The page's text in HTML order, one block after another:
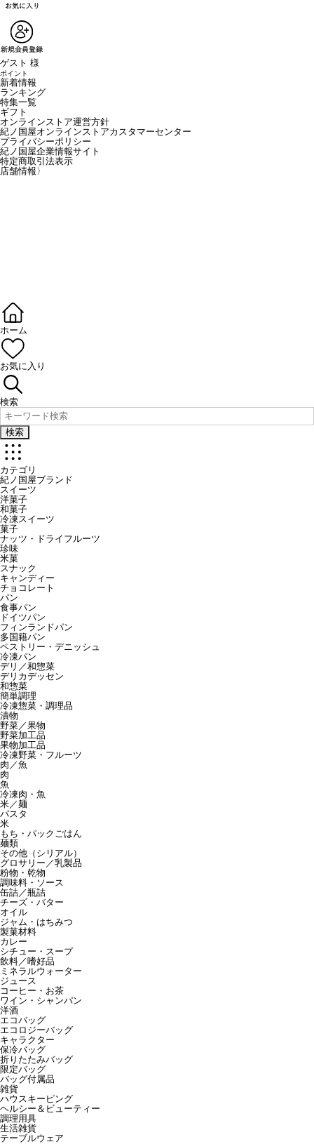
ゲスト 様
ポイント
新着情報
ランキング
特集一覧
ギフト
オンラインストア運営方針
紀ノ国屋オンラインストアカスタマーセンター
プライバシーポリシー
紀ノ国屋企業情報サイト
特定商取引法表示
店舗情報 〉
ホーム
お気に入り
検索
検索
カテゴリ
紀ノ国屋ブランド
スイーツ
洋菓子
和菓子
冷凍スイーツ
菓子
ナッツ・ドライフルーツ
珍味
米菓
スナック
キャンディー
チョコレート
パン
食事パン
ドイツパン
フィンランドパン
多国籍パン
ペストリー・デニッシュ
冷凍パン
デリ／和惣菜
デリカデッセン
和惣菜
簡単調理
冷凍惣菜・調理品
漬物
野菜／果物
野菜加工品
果物加工品
冷凍野菜・フルーツ
肉／魚
肉
魚
冷凍肉・魚
米／麺
パスタ
米
もち・パックごはん
麺類
その他（シリアル）
グロサリー／乳製品
粉物・乾物
調味料・ソース
缶詰／瓶詰
チーズ・バター
オイル
ジャム・はちみつ
製菓材料
カレー
シチュー・スープ
飲料／嗜好品
ミネラルウォーター
ジュース
コーヒー・お茶
ワイン・シャンパン
洋酒
エコバッグ
エコロジーバッグ
キャラクター
保冷バッグ
折りたたみバッグ
限定バッグ
バッグ付属品
雑貨
ハウスキーピング
ヘルシー＆ビューティー
調理用具
生活雑貨
テーブルウェア